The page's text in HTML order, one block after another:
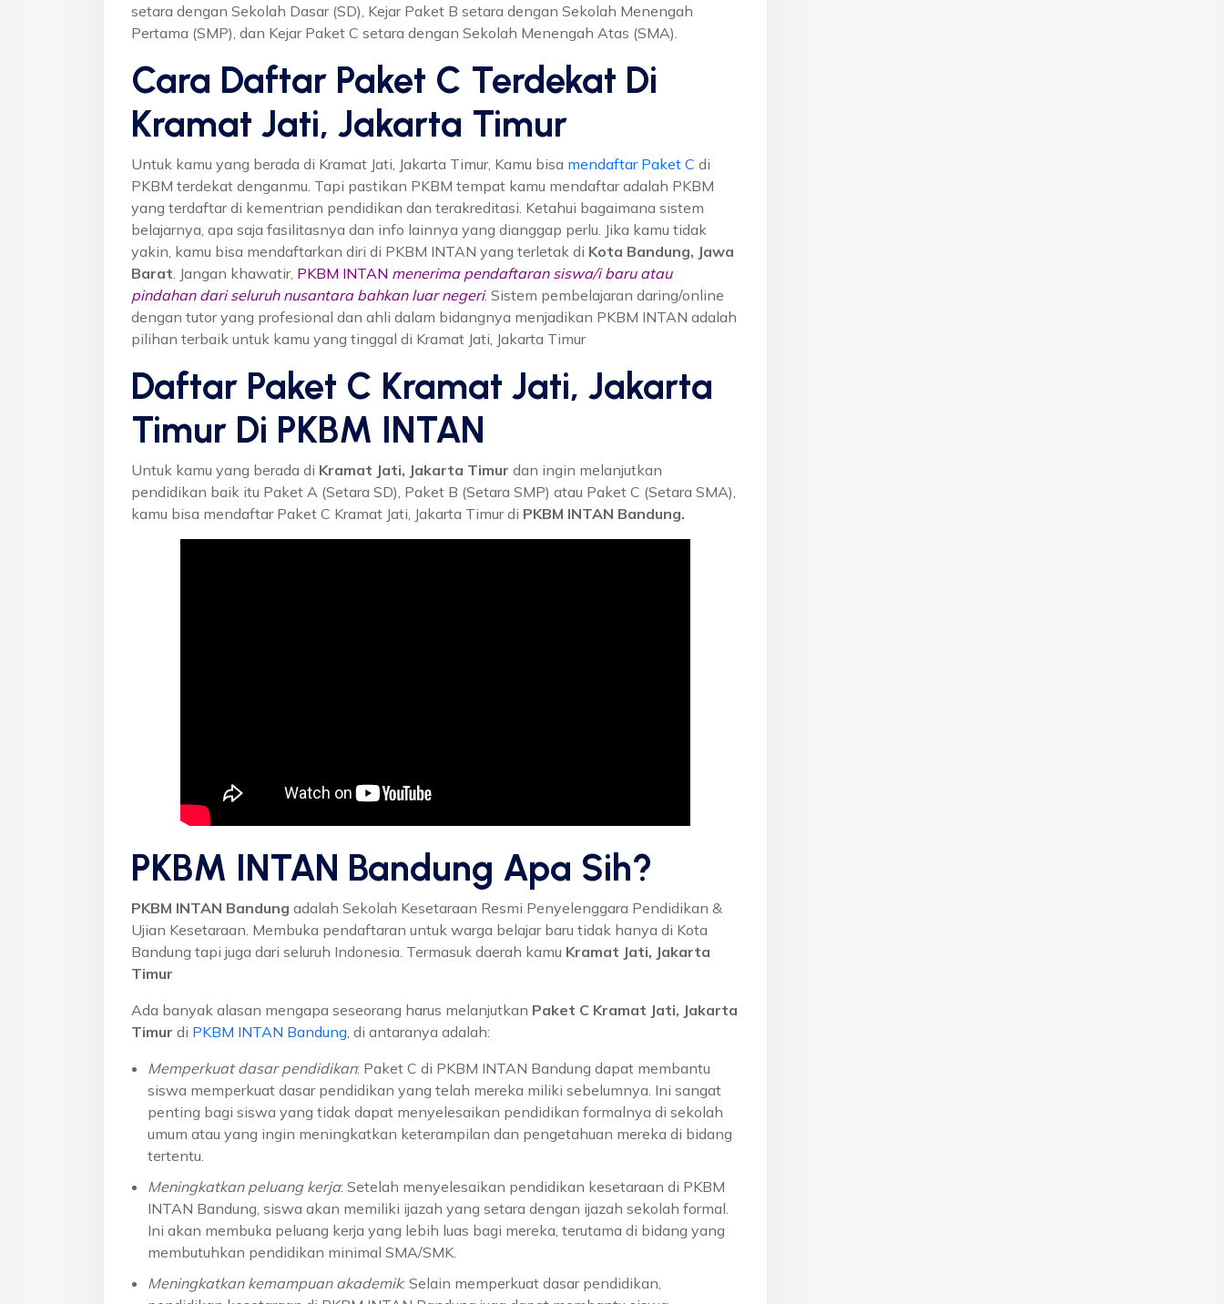
setara dengan Sekolah Dasar (SD), Kejar Paket B setara dengan Sekolah Menengah
Pertama (SMP), dan Kejar Paket C setara dengan Sekolah Menengah Atas (SMA).
Cara Daftar Paket C Terdekat Di
Kramat Jati, Jakarta Timur
Untuk kamu yang berada di Kramat Jati, Jakarta Timur, Kamu bisa mendaftar Paket C di
PKBM terdekat denganmu. Tapi pastikan PKBM tempat kamu mendaftar adalah PKBM
yang terdaftar di kementrian pendidikan dan terakreditasi. Ketahui bagaimana sistem
belajarnya, apa saja fasilitasnya dan info lainnya yang dianggap perlu. Jika kamu tidak
yakin, kamu bisa mendaftarkan diri di PKBM INTAN yang terletak di Kota Bandung, Jawa
Barat . Jangan khawatir, PKBM INTAN menerima pendaftaran siswa/i baru atau
pindahan dari seluruh nusantara bahkan luar negeri. Sistem pembelajaran daring/online
dengan tutor yang profesional dan ahli dalam bidangnya menjadikan PKBM INTAN adalah
pilihan terbaik untuk kamu yang tinggal di Kramat Jati, Jakarta Timur
Daftar Paket C Kramat Jati, Jakarta
Timur Di PKBM INTAN
Untuk kamu yang berada di Kramat Jati, Jakarta Timur dan ingin melanjutkan
pendidikan baik itu Paket A (Setara SD), Paket B (Setara SMP) atau Paket C (Setara SMA),
kamu bisa mendaftar Paket C Kramat Jati, Jakarta Timur di PKBM INTAN Bandung.
PKBM INTAN Bandung Apa Sih?
PKBM INTAN Bandung adalah Sekolah Kesetaraan Resmi Penyelenggara Pendidikan &
Ujian Kesetaraan. Membuka pendaftaran untuk warga belajar baru tidak hanya di Kota
Bandung tapi juga dari seluruh Indonesia. Termasuk daerah kamu Kramat Jati, Jakarta
Timur
Ada banyak alasan mengapa seseorang harus melanjutkan Paket C Kramat Jati, Jakarta
Timur di PKBM INTAN Bandung , di antaranya adalah:
Memperkuat dasar pendidikan: Paket C di PKBM INTAN Bandung dapat membantu
siswa memperkuat dasar pendidikan yang telah mereka miliki sebelumnya. Ini sangat
penting bagi siswa yang tidak dapat menyelesaikan pendidikan formalnya di sekolah
umum atau yang ingin meningkatkan keterampilan dan pengetahuan mereka di bidang
tertentu.
Meningkatkan peluang kerja: Setelah menyelesaikan pendidikan kesetaraan di PKBM
INTAN Bandung, siswa akan memiliki ijazah yang setara dengan ijazah sekolah formal.
Ini akan membuka peluang kerja yang lebih luas bagi mereka, terutama di bidang yang
membutuhkan pendidikan minimal SMA/SMK.
Meningkatkan kemampuan akademik: Selain memperkuat dasar pendidikan,